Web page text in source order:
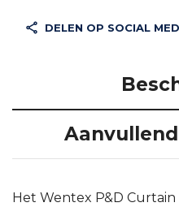
DELEN OP SOCIAL
Het Wentex P&D Curtain